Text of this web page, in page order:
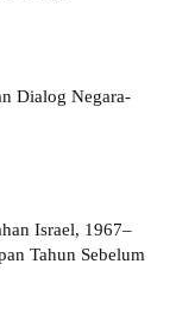
Dialog Negara-
Israel, 1967–
Tahun Sebelum